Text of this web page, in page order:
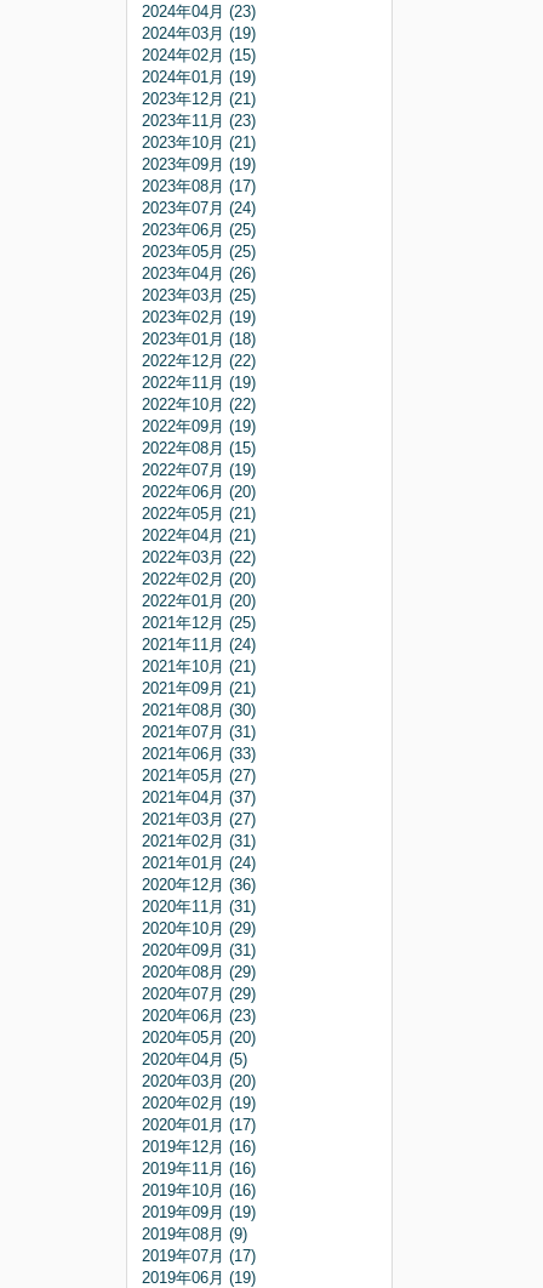
2024年04月 (23)
2024年03月 (19)
2024年02月 (15)
2024年01月 (19)
2023年12月 (21)
2023年11月 (23)
2023年10月 (21)
2023年09月 (19)
2023年08月 (17)
2023年07月 (24)
2023年06月 (25)
2023年05月 (25)
2023年04月 (26)
2023年03月 (25)
2023年02月 (19)
2023年01月 (18)
2022年12月 (22)
2022年11月 (19)
2022年10月 (22)
2022年09月 (19)
2022年08月 (15)
2022年07月 (19)
2022年06月 (20)
2022年05月 (21)
2022年04月 (21)
2022年03月 (22)
2022年02月 (20)
2022年01月 (20)
2021年12月 (25)
2021年11月 (24)
2021年10月 (21)
2021年09月 (21)
2021年08月 (30)
2021年07月 (31)
2021年06月 (33)
2021年05月 (27)
2021年04月 (37)
2021年03月 (27)
2021年02月 (31)
2021年01月 (24)
2020年12月 (36)
2020年11月 (31)
2020年10月 (29)
2020年09月 (31)
2020年08月 (29)
2020年07月 (29)
2020年06月 (23)
2020年05月 (20)
2020年04月 (5)
2020年03月 (20)
2020年02月 (19)
2020年01月 (17)
2019年12月 (16)
2019年11月 (16)
2019年10月 (16)
2019年09月 (19)
2019年08月 (9)
2019年07月 (17)
2019年06月 (19)